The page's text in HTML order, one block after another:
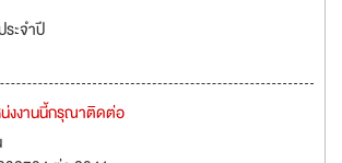
ะจำปี
งงานนี้กรุณาติดต่อ